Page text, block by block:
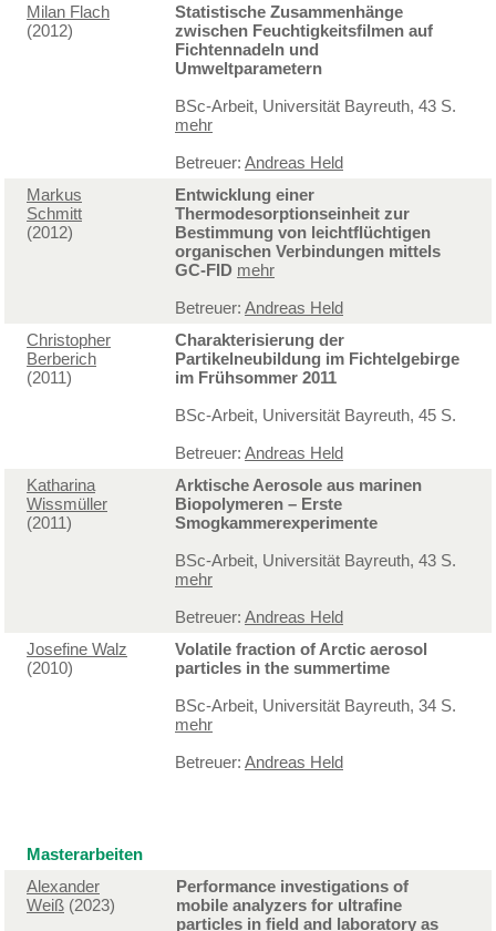
Milan Flach
(2012)
Statistische Zusammenhänge
zwischen Feuchtigkeitsfilmen auf
Fichtennadeln und
Umweltparametern
BSc-Arbeit, Universität Bayreuth, 43 S.
mehr
Betreuer: Andreas Held
Markus
Schmitt
(2012)
Entwicklung einer
Thermodesorptionseinheit zur
Bestimmung von leichtflüchtigen
organischen Verbindungen mittels
GC-FID mehr
Betreuer: Andreas Held
Christopher
Berberich
(2011)
Charakterisierung der
Partikelneubildung im Fichtelgebirge
im Frühsommer 2011
BSc-Arbeit, Universität Bayreuth, 45 S.
Betreuer: Andreas Held
Katharina
Wissmüller
(2011)
Arktische Aerosole aus marinen
Biopolymeren – Erste
Smogkammerexperimente
BSc-Arbeit, Universität Bayreuth, 43 S.
mehr
Betreuer: Andreas Held
Josefine Walz
(2010)
Volatile fraction of Arctic aerosol
particles in the summertime
BSc-Arbeit, Universität Bayreuth, 34 S.
mehr
Betreuer: Andreas Held
Masterarbeiten
Alexander
Weiß (2023)
Performance investigations of
mobile analyzers for ultrafine
particles in field and laboratory as